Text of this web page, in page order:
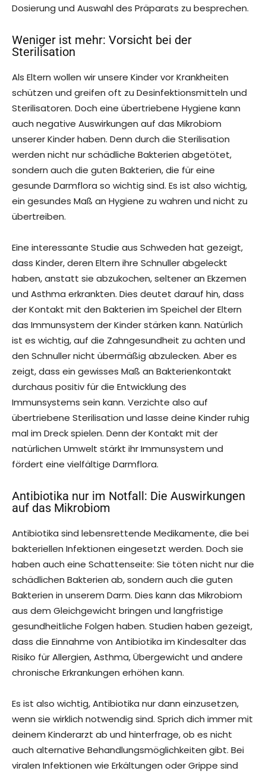
Dosierung und Auswahl des Präparats zu besprechen.
Weniger ist mehr: Vorsicht bei der
Sterilisation
Als Eltern wollen wir unsere Kinder vor Krankheiten
schützen und greifen oft zu Desinfektionsmitteln und
Sterilisatoren. Doch eine übertriebene Hygiene kann
auch negative Auswirkungen auf das Mikrobiom
unserer Kinder haben. Denn durch die Sterilisation
werden nicht nur schädliche Bakterien abgetötet,
sondern auch die guten Bakterien, die für eine
gesunde Darmflora so wichtig sind. Es ist also wichtig,
ein gesundes Maß an Hygiene zu wahren und nicht zu
übertreiben.
Eine interessante Studie aus Schweden hat gezeigt,
dass Kinder, deren Eltern ihre Schnuller abgeleckt
haben, anstatt sie abzukochen, seltener an Ekzemen
und Asthma erkrankten. Dies deutet darauf hin, dass
der Kontakt mit den Bakterien im Speichel der Eltern
das Immunsystem der Kinder stärken kann. Natürlich
ist es wichtig, auf die Zahngesundheit zu achten und
den Schnuller nicht übermäßig abzulecken. Aber es
zeigt, dass ein gewisses Maß an Bakterienkontakt
durchaus positiv für die Entwicklung des
Immunsystems sein kann. Verzichte also auf
übertriebene Sterilisation und lasse deine Kinder ruhig
mal im Dreck spielen. Denn der Kontakt mit der
natürlichen Umwelt stärkt ihr Immunsystem und
fördert eine vielfältige Darmflora.
Antibiotika nur im Notfall: Die Auswirkungen
auf das Mikrobiom
Antibiotika sind lebensrettende Medikamente, die bei
bakteriellen Infektionen eingesetzt werden. Doch sie
haben auch eine Schattenseite: Sie töten nicht nur die
schädlichen Bakterien ab, sondern auch die guten
Bakterien in unserem Darm. Dies kann das Mikrobiom
aus dem Gleichgewicht bringen und langfristige
gesundheitliche Folgen haben. Studien haben gezeigt,
dass die Einnahme von Antibiotika im Kindesalter das
Risiko für Allergien, Asthma, Übergewicht und andere
chronische Erkrankungen erhöhen kann.
Es ist also wichtig, Antibiotika nur dann einzusetzen,
wenn sie wirklich notwendig sind. Sprich dich immer mit
deinem Kinderarzt ab und hinterfrage, ob es nicht
auch alternative Behandlungsmöglichkeiten gibt. Bei
viralen Infektionen wie Erkältungen oder Grippe sind